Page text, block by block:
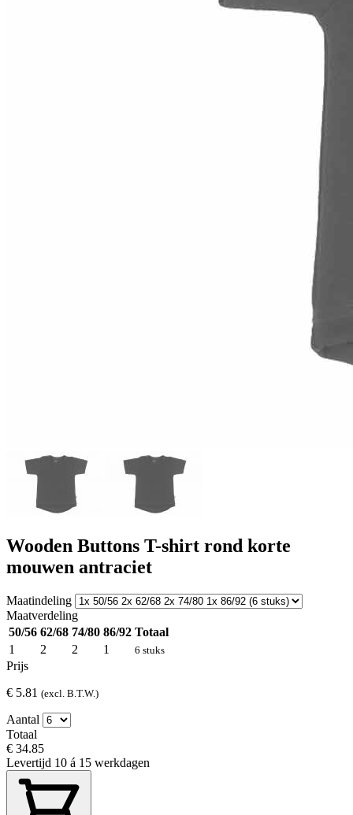
Wooden Buttons T-shirt rond korte
mouwen antraciet
Maatindeling
Maatverdeling
50/56 62/68 74/80 86/92 Totaal
1
2 2 1 6 stuks
Prijs
€ 5.81 (excl. B.T.W.)
Aantal
Totaal
€ 34.85
Levertijd 10 á 15 werkdagen